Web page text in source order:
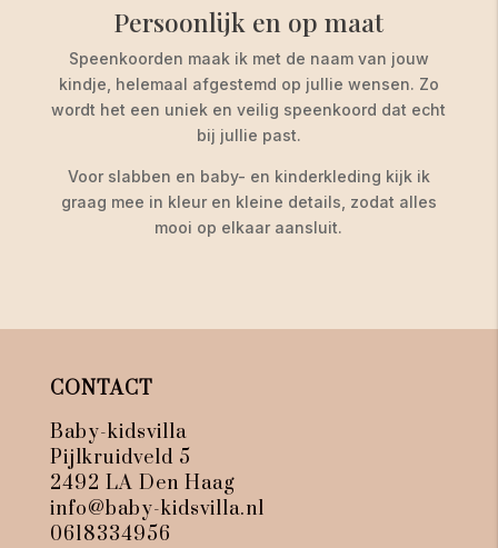
Persoonlijk en op maat
Speenkoorden maak ik met de naam van jouw
kindje, helemaal afgestemd op jullie wensen. Zo
wordt het een uniek en veilig speenkoord dat echt
bij jullie past.
Voor slabben en baby- en kinderkleding kijk ik
graag mee in kleur en kleine details, zodat alles
mooi op elkaar aansluit.
CONTACT
Baby-kidsvilla
Pijlkruidveld 5
2492 LA Den Haag
info@baby-kidsvilla.nl
0618334956